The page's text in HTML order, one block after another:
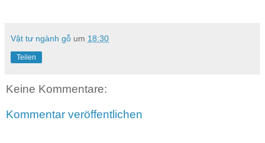
Vật tư ngành gỗ um 18:30
Teilen
Keine Kommentare:
Kommentar veröffentlichen